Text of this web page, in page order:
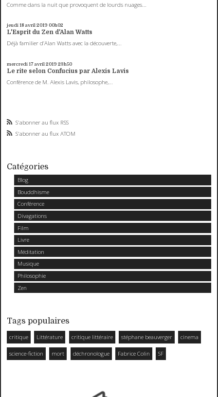
Comme dans la nuit que provoquent de lourds nuages...
jeudi 18 avril 2019 00h02
L'Esprit du Zen d'Alan Watts
Déjà familier d’Alan Watts avec la découverte,...
mercredi 17 avril 2019 23h50
Le rite selon Confucius par Alexis Lavis
Conférence de M. Alexis Lavis, philosophe,...
S'abonner au flux RSS
S'abonner au flux ATOM
Catégories
Blog
Bouddhisme
Conférence
Divagations
Film
Livre
Méditation
Musique
Philosophie
Zen
Tags populaires
critique Littérature critique littéraire stéphane beauverger cinema
science-fiction mort déchronologue Fabrice Colin SF